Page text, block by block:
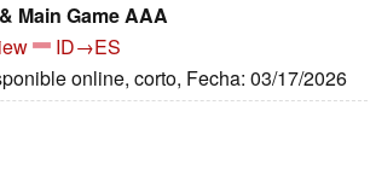
Main Game AAA
ID→ES
online, corto, Fecha: 03/17/2026